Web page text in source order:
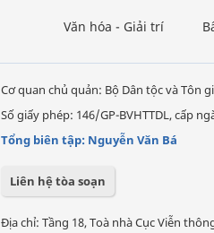
Văn hóa - Giải trí
Cơ quan chủ quản: Bộ Dân tộc và Tôn
Số giấy phép: 146/GP-BVHTTDL, cấp
Tổng biên tập: Nguyễn Văn Bá
Liên hệ tòa soạn
Địa chỉ: Tầng 18, Toà nhà Cục Viễn